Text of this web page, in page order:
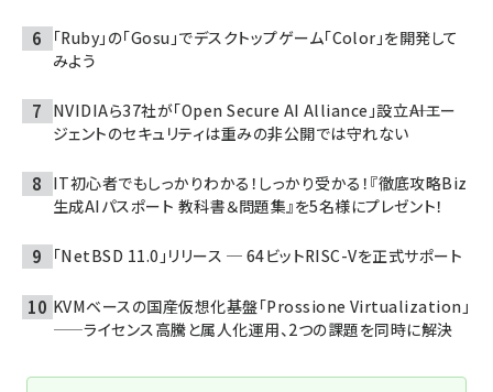
「Ruby」の「Gosu」でデスクトップゲーム「Color」を開発して
みよう
NVIDIAら37社が「Open Secure AI Alliance」設立――AIエー
ジェントのセキュリティは重みの非公開では守れない
IT初心者でもしっかりわかる！しっかり受かる！『徹底攻略Biz
生成AIパスポート 教科書＆問題集』を5名様にプレゼント！
「NetBSD 11.0」リリース ─ 64ビットRISC-Vを正式サポート
KVMベースの国産仮想化基盤「Prossione Virtualization」
——ライセンス高騰と属人化運用、2つの課題を同時に解決